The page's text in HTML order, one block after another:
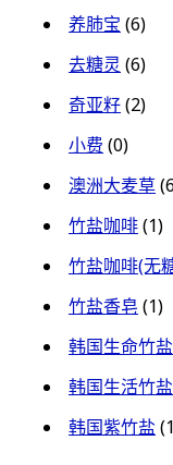
养肺宝 (6)
去糖灵(6)
奇亚籽(2)
小费 (0)
澳洲大麦草
竹盐咖啡(1)
竹盐咖啡(无糖
竹盐香皂 (1)
韩国生命竹盐
韩国生活竹盐
韩国紫竹盐